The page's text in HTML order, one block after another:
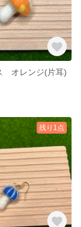
オレンジ(片耳)
残り1点